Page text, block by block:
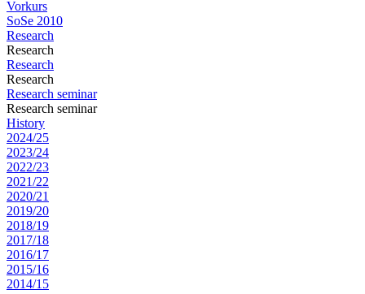
Vorkurs
SoSe 2010
Research
Research
Research
Research
Research seminar
Research seminar
History
2024/25
2023/24
2022/23
2021/22
2020/21
2019/20
2018/19
2017/18
2016/17
2015/16
2014/15